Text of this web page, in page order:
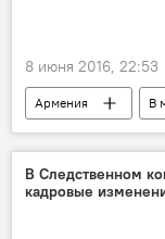
8 июня 2016, 22:53
Армения В
В Следственном
кадровые